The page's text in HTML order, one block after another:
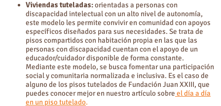
Viviendas tuteladas:orientadas a personas con
discapacidad intelectual con un alto nivel de autonomía,
este modelo les permite convivir en comunidad con apoyos
específicos diseñados para sus necesidades. Se trata de
pisos compartidos con habitación propia en las que las
personas con discapacidad cuentan con el apoyo de un
educador/cuidador disponible de forma constante.
Mediante este modelo, se busca fomentar una participación
social y comunitaria normalizada e inclusiva. Es el caso de
alguno de los pisos tutelados de Fundación Juan XXIII, que
puedes conocer mejor en nuestro artículo sobre el día a día
en un piso tutelado.